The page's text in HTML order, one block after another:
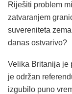
Riješiti problem
zatvaranjem
suvereniteta
danas ostvarivo?
Velika Britanija je
je održan
izgubilo puno